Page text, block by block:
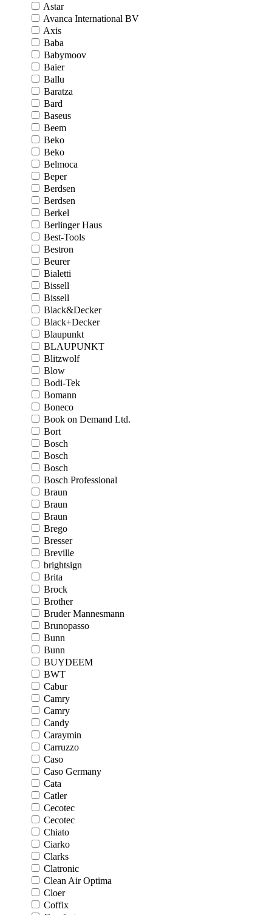
Astar
Avanca International BV
Axis
Baba
Babymoov
Baier
Ballu
Baratza
Bard
Baseus
Beem
Beko
Beko
Belmoca
Beper
Berdsen
Berdsen
Berkel
Berlinger Haus
Best-Tools
Bestron
Beurer
Bialetti
Bissell
Bissell
Black&Decker
Black+Decker
Blaupunkt
BLAUPUNKT
Blitzwolf
Blow
Bodi-Tek
Bomann
Boneco
Book on Demand Ltd.
Bort
Bosch
Bosch
Bosch
Bosch Professional
Braun
Braun
Braun
Brego
Bresser
Breville
brightsign
Brita
Brock
Brother
Bruder Mannesmann
Brunopasso
Bunn
Bunn
BUYDEEM
BWT
Cabur
Camry
Camry
Candy
Caraymin
Carruzzo
Caso
Caso Germany
Cata
Catler
Cecotec
Cecotec
Chiato
Ciarko
Clarks
Clatronic
Clean Air Optima
Cloer
Coffix